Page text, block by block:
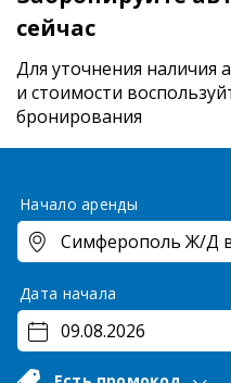
сейчас
Для уточнения
и стоимости
бронирования
Начало аренды
Дата начала